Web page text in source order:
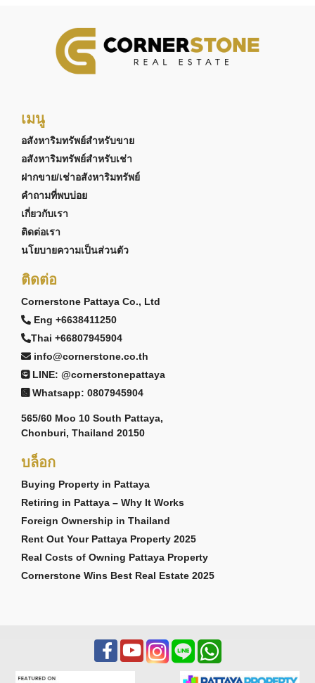
เมนู
อสังหาริมทรัพย์สำหรับขาย
อสังหาริมทรัพย์สำหรับเช่า
ฝากขาย/เช่าอสังหาริมทรัพย์
คำถามที่พบบ่อย
เกี่ยวกับเรา
ติดต่อเรา
นโยบายความเป็นส่วนตัว
ติดต่อ
Cornerstone Pattaya Co., Ltd
Eng +6638411250
Thai +66807945904
info@cornerstone.co.th
LINE: @cornerstonepattaya
Whatsapp: 0807945904
565/60 Moo 10 South Pattaya,
Chonburi, Thailand 20150
บล็อก
Buying Property in Pattaya
Retiring in Pattaya – Why It Works
Foreign Ownership in Thailand
Rent Out Your Pattaya Property 2025
Real Costs of Owning Pattaya Property
Cornerstone Wins Best Real Estate 2025